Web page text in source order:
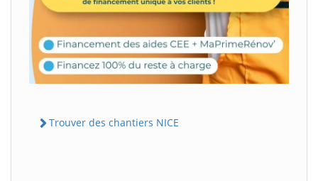
Trouver des chantiers NICE